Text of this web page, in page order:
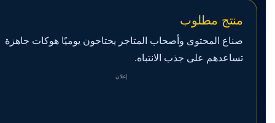
منتج مطلوب
صناع المحتوى وأصحاب المتاجر يحتاجون يوميًا هوكات جاهزة
تساعدهم على جذب الانتباه.